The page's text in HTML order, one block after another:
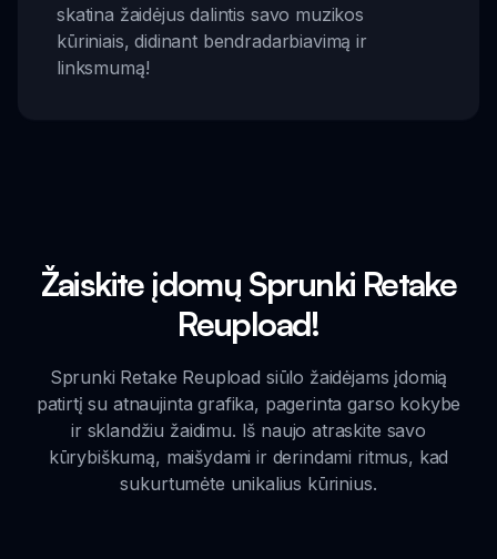
skatina žaidėjus dalintis savo muzikos
kūriniais, didinant bendradarbiavimą ir
linksmumą!
Žaiskite įdomų Sprunki Retake
Reupload!
Sprunki Retake Reupload siūlo žaidėjams įdomią
patirtį su atnaujinta grafika, pagerinta garso kokybe
ir sklandžiu žaidimu. Iš naujo atraskite savo
kūrybiškumą, maišydami ir derindami ritmus, kad
sukurtumėte unikalius kūrinius.